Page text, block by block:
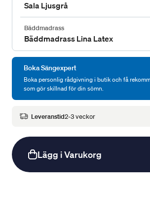
Sala Ljusgrå
Bäddmadrass
Bäddmadrass Lina Latex
Boka Sängexpert
Boka personlig rådgivning i butik och få
som gör skillnad för din sömn.
Leveranstid2-3 veckor
Lägg i Varukorg